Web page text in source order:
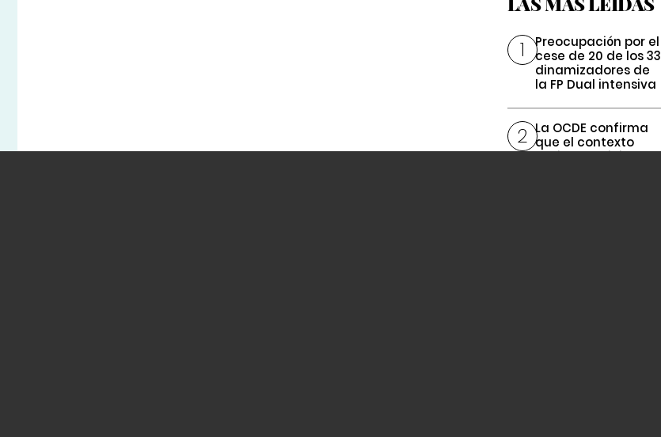
Preocupación por el
cese de 20 de los 33
dinamizadores de
la FP Dual intensiva
La OCDE confirma
que el contexto
social condiciona